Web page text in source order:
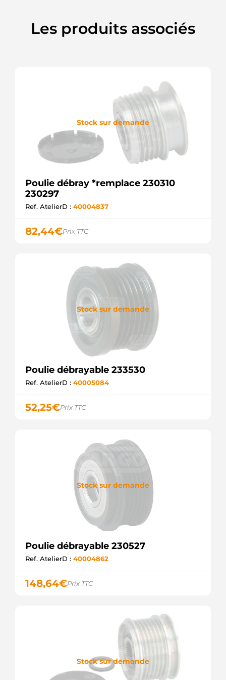
Les produits associés
Stock sur demande
Poulie débray *remplace 230310
230297
Ref. AtelierD : 40004837
82,44€Prix TTC
Stock sur demande
Poulie débrayable 233530
Ref. AtelierD : 40005084
52,25€Prix TTC
Stock sur demande
Poulie débrayable 230527
Ref. AtelierD : 40004862
148,64€Prix TTC
Stock sur demande